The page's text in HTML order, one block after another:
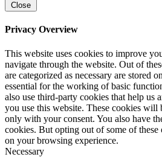
Close
Privacy Overview
This website uses cookies to improve
navigate through the website. Out of
are categorized as necessary are stored
essential for the working of basic
also use third-party cookies that help us
you use this website. These cookies will
only with your consent. You also have
cookies. But opting out of some of these
on your browsing experience.
Necessary